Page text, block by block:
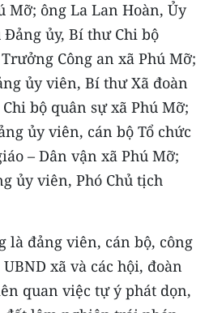
nghệ
phía Bắc
Mỡ; ông La Lan Hoàn, Ủy
ủy, Bí thư Chi bộ
Công an xã Phú Mỡ;
ủy viên, Bí thư Xã đoàn
bộ quân sự xã Phú Mỡ;
ủy viên, cán bộ Tổ chức
– Dân vận xã Phú Mỡ;
ủy viên, Phó Chủ tịch
là đảng viên, cán bộ, công
xã và các hội, đoàn
quan việc tự ý phát dọn,